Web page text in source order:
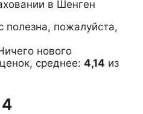
полезна, пожалуйста,
среднее: 4,14 из
4